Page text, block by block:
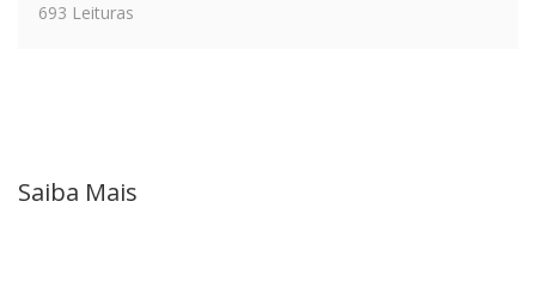
693 Leituras
Saiba Mais